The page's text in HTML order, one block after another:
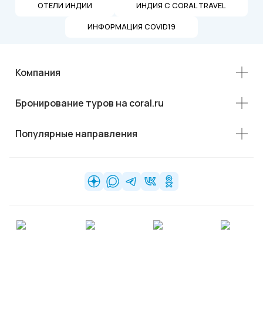
ОТЕЛИ ИНДИИ ИНДИЯ С CORAL TRAVEL
ИНФОРМАЦИЯ COVID19
Компания
Бронирование туров на coral.ru
Популярные направления